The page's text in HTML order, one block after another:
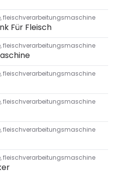
,fleischverarbeitungsmaschine
Für Fleisch
,fleischverarbeitungsmaschine
,fleischverarbeitungsmaschine
,fleischverarbeitungsmaschine
,fleischverarbeitungsmaschine
,fleischverarbeitungsmaschine